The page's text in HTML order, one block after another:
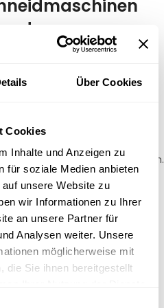
Über Cookies
Cookies
Inhalte und Anzeigen zu
für soziale Medien anbieten
unsere Website zu
wir Informationen zu Ihrer
an unsere Partner für
Analysen weiter. Unsere
möglicherweise mit
die Sie ihnen bereitgestellt
der kleinen
Hotelküche, ist die Präzision
entscheidend für die
Professionelle
nicht nur gleichmäßige
die Arbeitsabläufe erheblich.
eine Auswahl an robusten
die speziell für
wurden.
und langlebige
zeigt sich in der Schärfe
Schlittens. Unsere Geräte